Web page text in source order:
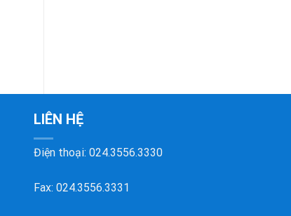
LIÊN HỆ
Điện thoại: 024.3556.3330
Fax: 024.3556.3331